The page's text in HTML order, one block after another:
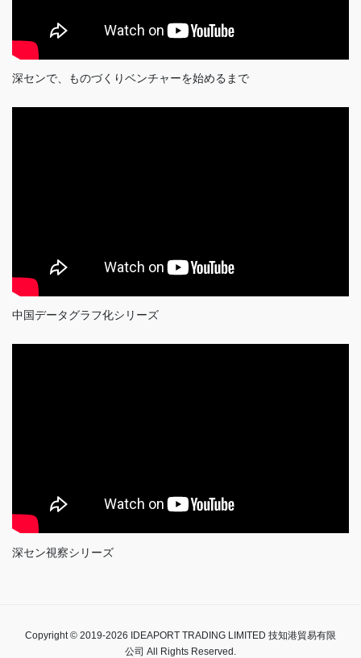
深センで、ものづくりベンチャーを始めるまで
中国データグラフ化シリーズ
深セン視察シリーズ
Copyright © 2019-2026 IDEAPORT TRADING LIMITED 技知港貿易有限
公司 All Rights Reserved.